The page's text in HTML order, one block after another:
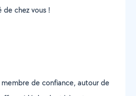
chez vous !
de confiance, autour de